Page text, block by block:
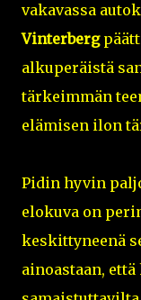
vakavassa
Vinterberg
alkuperäistä
tärkeimmän
elämisen ilon
Pidin hyvin
elokuva on
keskittyneenä
ainoastaan,